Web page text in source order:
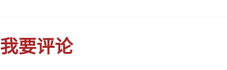
我要评论